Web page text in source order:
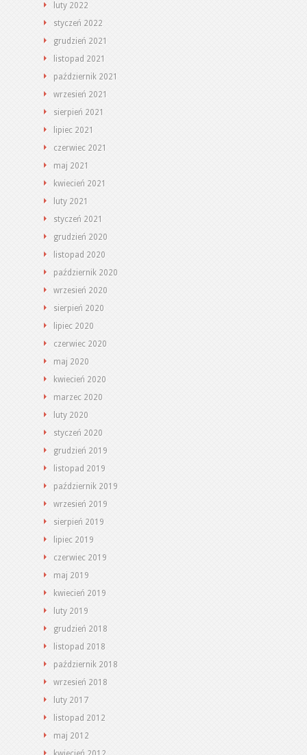
luty 2022
styczeń 2022
grudzień 2021
listopad 2021
październik 2021
wrzesień 2021
sierpień 2021
lipiec 2021
czerwiec 2021
maj 2021
kwiecień 2021
luty 2021
styczeń 2021
grudzień 2020
listopad 2020
październik 2020
wrzesień 2020
sierpień 2020
lipiec 2020
czerwiec 2020
maj 2020
kwiecień 2020
marzec 2020
luty 2020
styczeń 2020
grudzień 2019
listopad 2019
październik 2019
wrzesień 2019
sierpień 2019
lipiec 2019
czerwiec 2019
maj 2019
kwiecień 2019
luty 2019
grudzień 2018
listopad 2018
październik 2018
wrzesień 2018
luty 2017
listopad 2012
maj 2012